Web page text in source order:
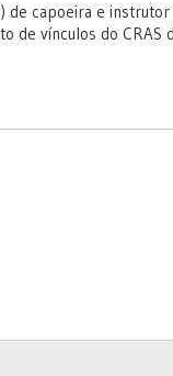
de capoeira e
de vínculos do CRAS